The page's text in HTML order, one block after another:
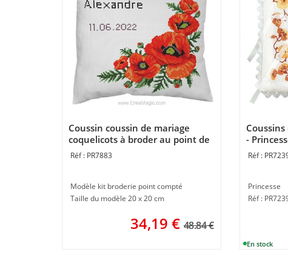
Coussin coussin de mariage
coquelicots à broder au point de
croix - Princesse
PR7883
Modèle kit broderie point compté
Taille du modèle 20 x 20 cm
34,19 € 48.84 €
-
Princesse
Réf :